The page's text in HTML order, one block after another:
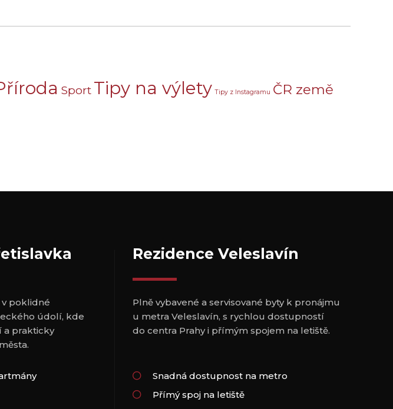
Sport Tipy na výlety Tipy z Instagramu ČR země
v poklidné
údolí, kde
a prakticky
Rezidence Veleslavín
Plně vybavené a servisované byty k pronájmu
u metra Veleslavín, s rychlou dostupností
do centra Prahy i přímým spojem na letiště.
Snadná dostupnost na metro
Přímý spoj na letiště